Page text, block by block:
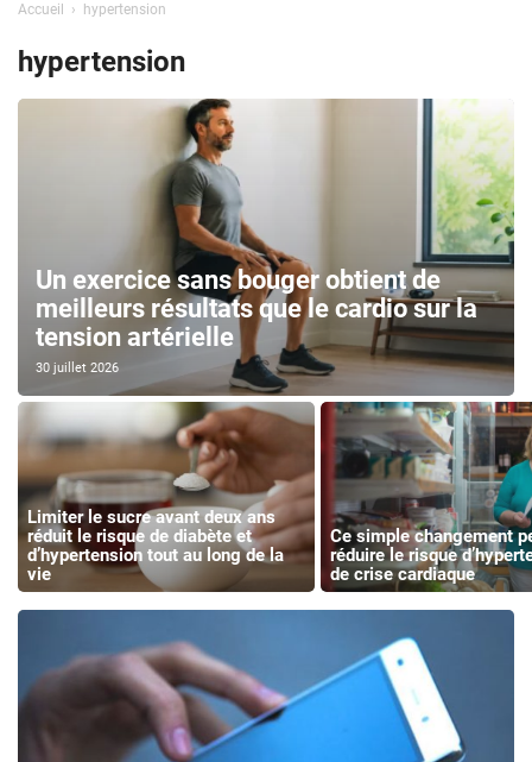
Accueil hypertension
hypertension
Un exercice sans bouger obtient de
meilleurs résultats que le cardio sur la
tension artérielle
30 juillet 2026
Limiter le sucre avant deux ans
réduit le risque de diabète et
d’hypertension tout au long de la
vie
Ce simple changement
réduire le risque
de crise cardiaque